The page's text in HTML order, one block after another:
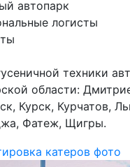
автопарк
логисты
техники
области:
Курск, Курчатов,
Фатеж, Щигры.